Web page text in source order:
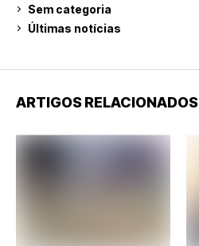
Sem categoria
Últimas notícias
ARTIGOS RELACIONADOS